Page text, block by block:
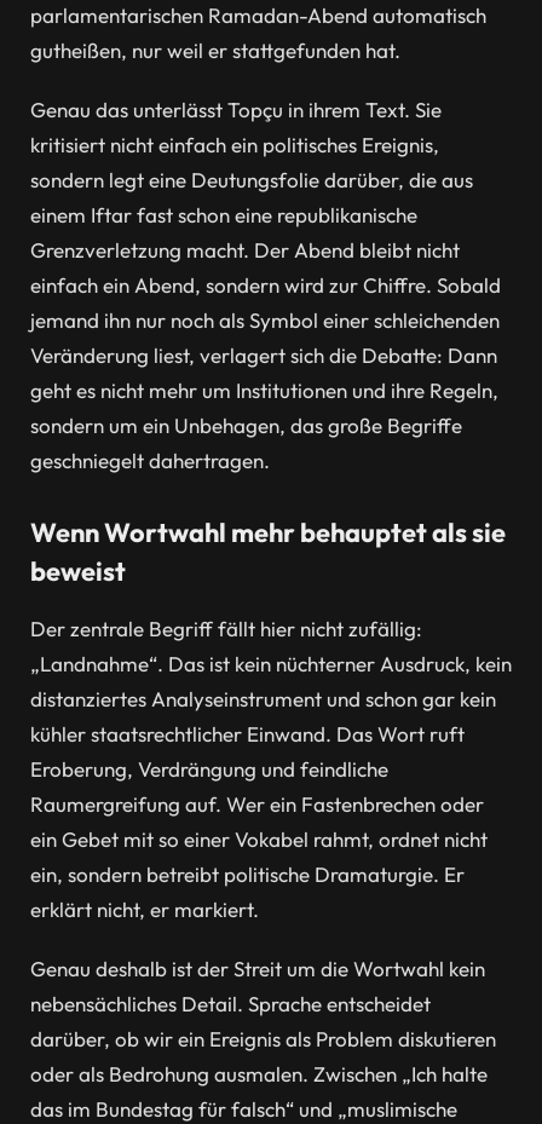
parlamentarischen Ramadan-Abend automatisch
gutheißen, nur weil er stattgefunden hat.
Genau das unterlässt Topçu in ihrem Text. Sie
kritisiert nicht einfach ein politisches Ereignis,
sondern legt eine Deutungsfolie darüber, die aus
einem Iftar fast schon eine republikanische
Grenzverletzung macht. Der Abend bleibt nicht
einfach ein Abend, sondern wird zur Chiffre. Sobald
jemand ihn nur noch als Symbol einer schleichenden
Veränderung liest, verlagert sich die Debatte: Dann
geht es nicht mehr um Institutionen und ihre Regeln,
sondern um ein Unbehagen, das große Begriffe
geschniegelt dahertragen.
Wenn Wortwahl mehr behauptet als sie
beweist
Der zentrale Begriff fällt hier nicht zufällig:
„Landnahme“. Das ist kein nüchterner Ausdruck, kein
distanziertes Analyseinstrument und schon gar kein
kühler staatsrechtlicher Einwand. Das Wort ruft
Eroberung, Verdrängung und feindliche
Raumergreifung auf. Wer ein Fastenbrechen oder
ein Gebet mit so einer Vokabel rahmt, ordnet nicht
ein, sondern betreibt politische Dramaturgie. Er
erklärt nicht, er markiert.
Genau deshalb ist der Streit um die Wortwahl kein
nebensächliches Detail. Sprache entscheidet
darüber, ob wir ein Ereignis als Problem diskutieren
oder als Bedrohung ausmalen. Zwischen „Ich halte
das im Bundestag für falsch“ und „muslimische